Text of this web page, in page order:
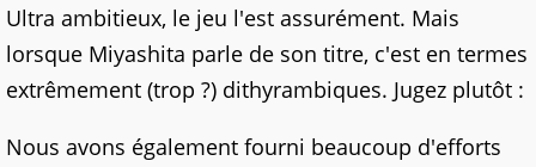
Ultra ambitieux, le jeu l'est assurément. Mais
lorsque Miyashita parle de son titre, c'est en termes
extrêmement (trop ?) dithyrambiques. Jugez plutôt :
Nous avons également fourni beaucoup d'efforts